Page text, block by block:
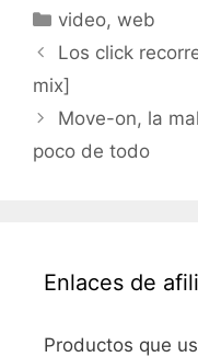
impresionante. Otros
sitios hace tiempo que
calidad,
Categorías
video,web
Los click
mix]
Move-on, la
poco de todo
Enlaces de
Productos que